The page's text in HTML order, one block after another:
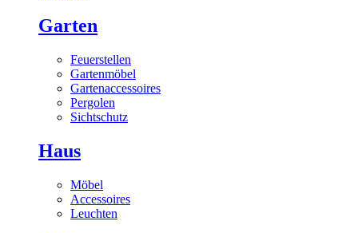
Garten
Feuerstellen
Gartenmöbel
Gartenaccessoires
Pergolen
Sichtschutz
Haus
Möbel
Accessoires
Leuchten